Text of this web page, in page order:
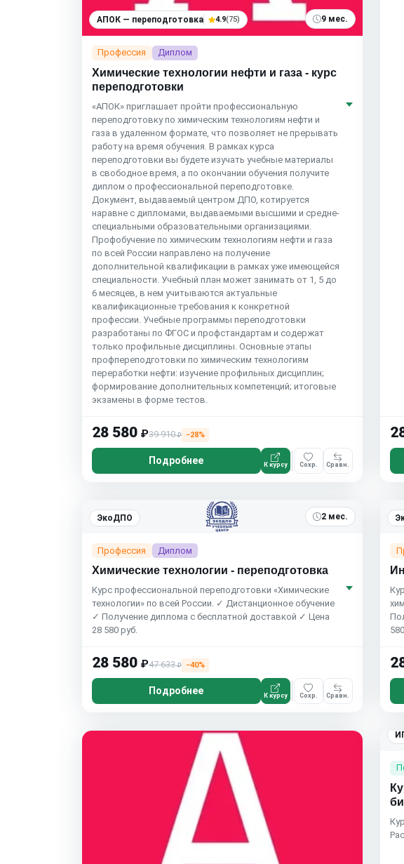
АПОК — переподготовка 4.9(75) 9 мес.
Профессия Диплом
Химические технологии нефти и газа - курс
переподготовки
«АПОК» приглашает пройти профессиональную
переподготовку по химическим технологиям нефти и
газа в удаленном формате, что позволяет не прерывать
работу на время обучения. В рамках курса
переподготовки вы будете изучать учебные материалы
в свободное время, а по окончании обучения получите
диплом о профессиональной переподготовке.
Документ, выдаваемый центром ДПО, котируется
наравне с дипломами, выдаваемыми высшими и средне-
специальными образовательными организациями.
Профобучение по химическим технологиям нефти и газа
по всей России направлено на получение
дополнительной квалификации в рамках уже имеющейся
специальности. Учебный план может занимать от 1, 5 до
6 месяцев, в нем учитываются актуальные
квалификационные требования к конкретной
профессии. Учебные программы переподготовки
разработаны по ФГОС и профстандартам и содержат
только профильные дисциплины. Основные этапы
профпереподготовки по химическим технологиям
переработки нефти: изучение профильных дисциплин;
формирование дополнительных компетенций; итоговые
экзамены в форме тестов.
28 580 ₽39 910₽ −28%
Подробнее К курсу Сохр. Сравн.
ЭкоДПО 2 мес.
Профессия Диплом
Химические технологии - переподготовка
Курс профессиональной переподготовки «Химические
технологии» по всей России. ✓ Дистанционное обучение
✓ Получение диплома с бесплатной доставкой ✓ Цена
28 580 руб.
28 580 ₽47 633₽ −40%
Подробнее К курсу Сохр. Сравн.